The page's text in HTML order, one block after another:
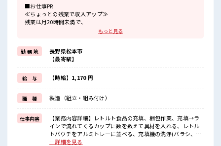
■お仕事PR
≪ちょっとの残業で収入アップ≫
残業は月20時間未満で、
家族や友人と一緒にプライベート満喫！
≪動きやすい制服アリ≫
制服があるので、
毎日の服装の悩み解消♪
≪初めての仕事だけど自分にもできそう≫
新しいことにチャレンジするのは不安だけど、
しっかり働く環境が整っています！
イチからスキルUP・ステップUP目指していきましょう！
≪自分に向いている仕事が探せる≫
困った事などがあれば、
担当がしっかりサポートします！
■職場の雰囲気
もっと見る
勤 務 地
長野県松本市
【最寄駅】
給 与 【時給】1,170 円
職 種 製造（組立・組み付け）
仕事内容
【業務内容詳細】レトルト食品の充填、梱包作業、充填→ラ
インで流れてくるカップに数を数えて具材を入れる、レトル
トパウチをアルミトレーに並べる、充填機の洗浄(バラシ、組
立)包装→ラインで流れてくる商品の検品、包装(化粧箱詰、結
…詳細を見る